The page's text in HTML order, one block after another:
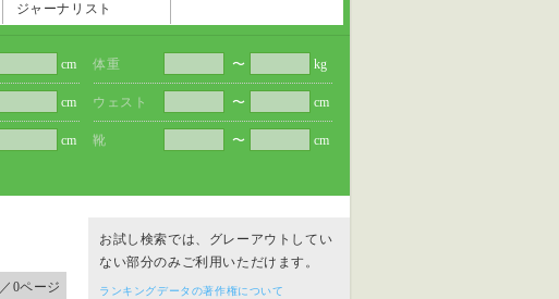
ジャーナリスト
cm
cm
cm
体重 〜 kg
ウェスト 〜 cm
靴 〜 cm
／0ページ
お試し検索では、グレーアウトしてい
ない部分のみご利用いただけます。
ランキングデータの著作権について